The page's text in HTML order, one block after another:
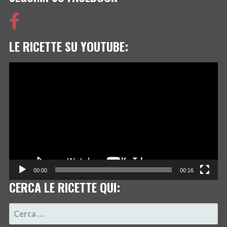
LE RICETTE SU YOUTUBE:
00:00 00:16
CERCA LE RICETTE QUI:
RICERCA
PER: